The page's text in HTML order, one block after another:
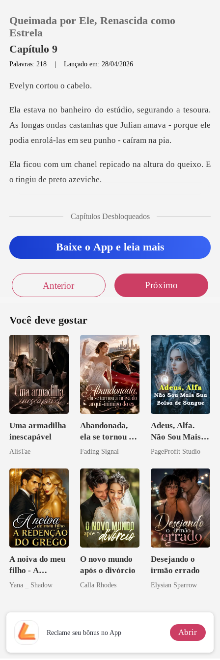
Histórico
Queimada por Ele, Renascida como
Estrela
Capítulo 9
Palavras: 218 |Lançado em: 28/04/2026
cortou
ra.
As longas ondas castanhas que Julian amava - por
icado na altura do queixo.
Capítulos Desbloqueados
Baixe o App e leia mais
Anterior Próximo
Você deve gostar
Uma armadilha
inescapável
AlisTae
Abandonada,
ela se tornou a
noiva do arqui-
Fading Signal
Adeus, Alfa.
Não Sou Mais
Sua Bolsa de
PageProfit Studio
A noiva do meu
filho - A
Redenção do
Yana _ Shadow
O novo mundo
após o divórcio
Calla Rhodes
Desejando o
irmão errado
Elysian Sparrow
Reclame seu bônus no App Abrir